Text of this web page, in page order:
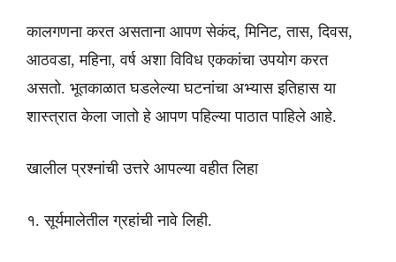
कालगणना करत असताना आपण सेकंद, मिनिट, तास, दिवस,
आठवडा, महिना, वर्ष अशा विविध एककांचा उपयोग करत
असतो. भूतकाळात घडलेल्या घटनांचा अभ्यास इतिहास या
शास्त्रात केला जातो हे आपण पहिल्या पाठात पाहिले आहे.
खालील प्रश्नांची उत्तरे आपल्या वहीत लिहा
१. सूर्यमालेतील ग्रहांची नावे लिही.